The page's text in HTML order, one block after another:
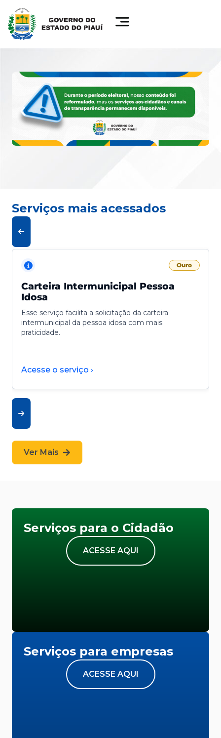
Serviços mais acessados
Ouro
Carteira Intermunicipal Pessoa
Idosa
Esse serviço facilita a solicitação da carteira
intermunicipal da pessoa idosa com mais
praticidade.
Acesse o serviço ›
Ver Mais
Serviços para o Cidadão
ACESSE AQUI
Serviços para empresas
ACESSE AQUI